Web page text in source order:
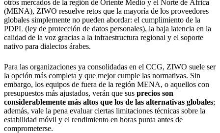
otros mercados de la región de Oriente Medio y el Norte de África
(MENA), ZIWO resuelve retos que la mayoría de los proveedores
globales simplemente no pueden abordar: el cumplimiento de la
PDPL (ley de protección de datos personales), la baja latencia en la
calidad de la voz gracias a la infraestructura regional y el soporte
nativo para dialectos árabes.
Para las organizaciones ya consolidadas en el CCG, ZIWO suele ser
la opción más completa y que mejor cumple las normativas. Sin
embargo, los equipos de fuera de la región MENA, o aquellos con
presupuestos más ajustados, verán que sus precios son
considerablemente más altos que los de las alternativas globales;
además, vale la pena evaluar ciertas limitaciones técnicas sobre la
estabilidad móvil y el rendimiento en horas punta antes de
comprometerse.